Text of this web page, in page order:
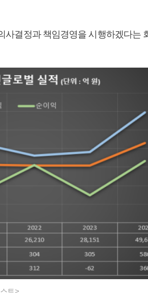
사결정과 책임경영을 시행하겠다는
트>